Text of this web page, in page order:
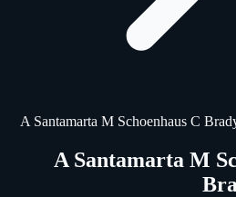
15 51 A Santamarta M